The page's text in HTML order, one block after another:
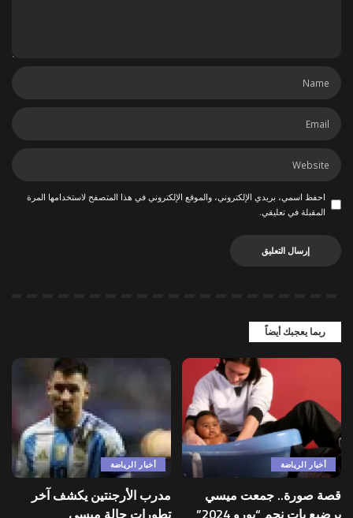
احفظ اسمي، بريدي الإلكتروني، والموقع الإلكتروني في هذا المتصفح لاستخدامها المرة
المقبلة في تعليقي.
ربما يعجبك أيضاً
أخبار الرياضة
قصة صورة.. جمعت ميسي
برضيع بات نجم “يورو 2024”
أخبار الرياضة
مدرب الأرجنتين يكشف آخر
تطورات حالة ميسي